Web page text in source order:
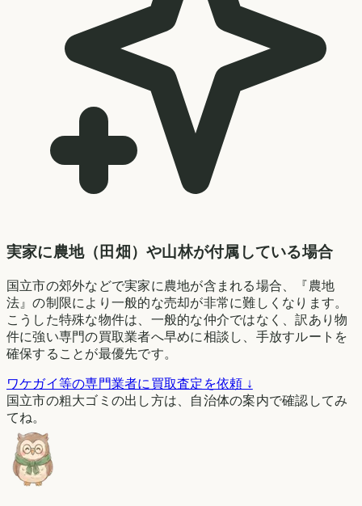
実家に農地（田畑）や山林が付属している場合
国立市の郊外などで実家に農地が含まれる場合、『農地
法』の制限により一般的な売却が非常に難しくなります。
こうした特殊な物件は、一般的な仲介ではなく、訳あり物
件に強い専門の買取業者へ早めに相談し、手放すルートを
確保することが最優先です。
ワケガイ等の専門業者に買取査定を依頼 ↓
国立市の粗大ゴミの出し方は、自治体の案内で確認してみ
てね。